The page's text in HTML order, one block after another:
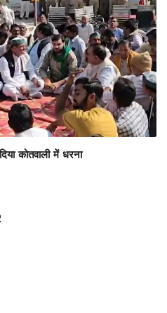
कोतवाली में धरना